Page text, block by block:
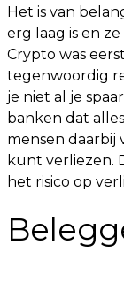
Het is van
erg laag is en
Crypto was
tegenwoordig
je niet al je
banken dat
mensen daarbij
kunt verliezen.
het risico op